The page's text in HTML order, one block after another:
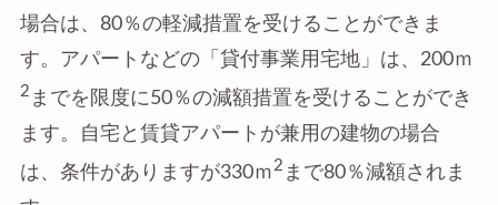
場合は、80％の軽減措置を受けることができま
す。アパートなどの「貸付事業用宅地」は、200ｍ
2 までを限度に50％の減額措置を受けることができ
ます。自宅と賃貸アパートが兼用の建物の場合
は、条件がありますが330ｍ2 まで80％減額されま